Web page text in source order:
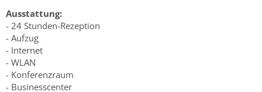
Ausstattung:
- 24 Stunden-Rezeption
- Aufzug
- Internet
- WLAN
- Konferenzraum
- Businesscenter